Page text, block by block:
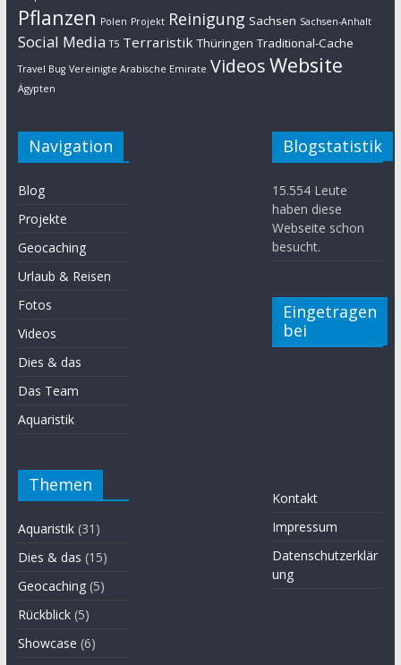
Pflanzen Polen Projekt Reinigung Sachsen Sachsen-Anhalt
Social Media T5 Terraristik Thüringen Traditional-Cache
Travel Bug Vereinigte Arabische Emirate VideosWebsite
Ägypten
Navigation
Blog
Projekte
Geocaching
Urlaub & Reisen
Fotos
Videos
Dies & das
Das Team
Aquaristik
Themen
Aquaristik(31)
Dies & das (15)
Geocaching(5)
Rückblick(5)
Showcase (6)
Blogstatistik
15.554 Leute
haben diese
Webseite schon
besucht.
Eingetragen
bei
Kontakt
Impressum
Datenschutzerklär
ung